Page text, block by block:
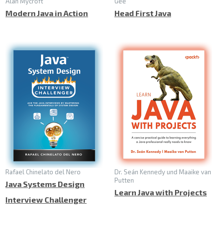
Modern Java in Action Head First Java
Rafael Chinelato del Nero
Java Systems Design
Interview Challenger
Dr. Seán Kennedy und Maaike van
Putten
Learn Java with Projects